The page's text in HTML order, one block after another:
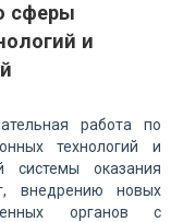
сферы
и
работа по
технологий и
системы оказания
внедрению новых
органов с